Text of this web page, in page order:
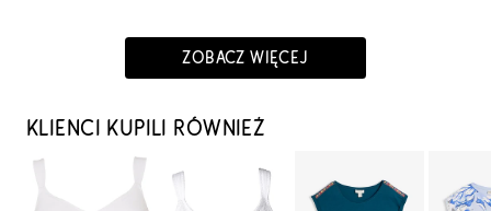
ZOBACZ WIĘCEJ
KLIENCI KUPILI RÓWNIEŻ